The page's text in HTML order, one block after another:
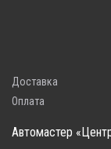
Доставка
Оплата
Автомастер